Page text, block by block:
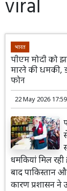
viral
भारत
पीएम मोदी को
मारने की धमकी,
फोन
22 May 2026
धमकियां मिल रही
बाद पाकिस्तान
कारण प्रशासन ने